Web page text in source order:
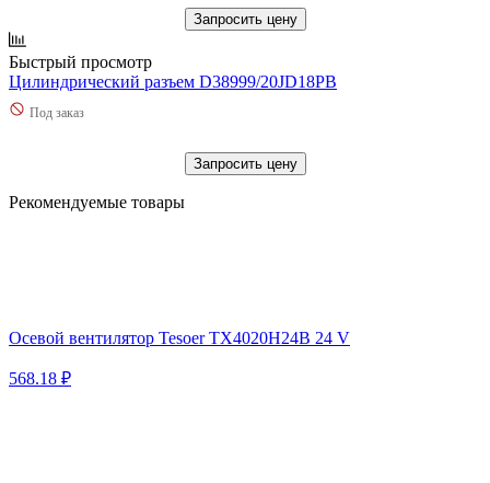
Запросить цену
Быстрый просмотр
Цилиндрический разъем D38999/20JD18PB
Под заказ
Запросить цену
Рекомендуемые товары
Осевой вентилятор Tesoer TX4020H24B 24 V
568.18 ₽